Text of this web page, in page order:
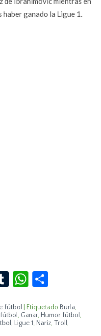
ganado la Ligue 1.
TumblrWhatsApp
fútbol Etiquetado Burla,
, Ganar, Humor fútbol,
, Ligue 1, Nariz, Troll,